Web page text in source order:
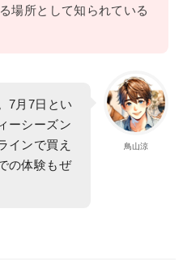
場所として知られている
鳥山涼
7月7日とい
ーシーズン
インで買え
の体験もぜ